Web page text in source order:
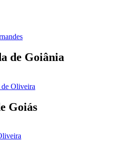
de Goiânia
Oliveira
Goiás